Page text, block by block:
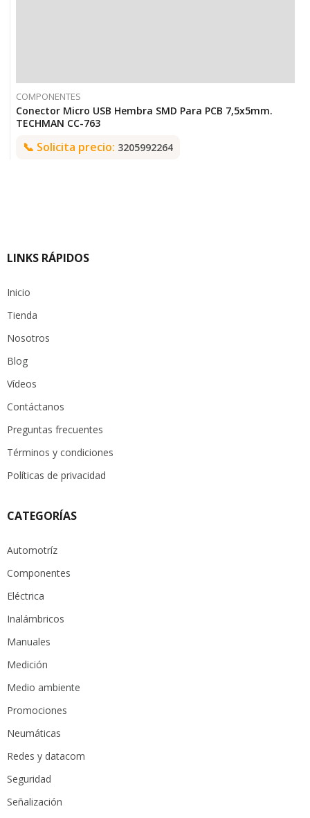
COMPONENTES
Conector Micro USB Hembra SMD Para PCB 7,5x5mm.
TECHMAN CC-763
📞 Solicita precio: 3205992264
LINKS RÁPIDOS
Inicio
Tienda
Nosotros
Blog
Vídeos
Contáctanos
Preguntas frecuentes
Términos y condiciones
Políticas de privacidad
CATEGORÍAS
Automotríz
Componentes
Eléctrica
Inalámbricos
Manuales
Medición
Medio ambiente
Promociones
Neumáticas
Redes y datacom
Seguridad
Señalización